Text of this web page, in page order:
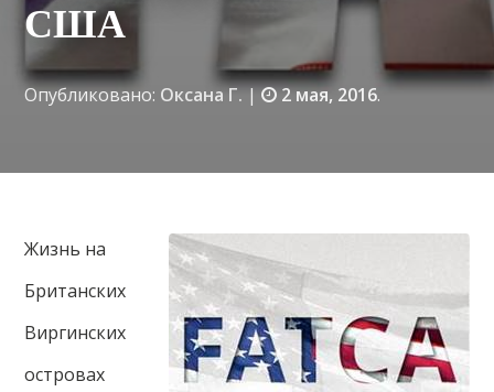
США
Опубликовано: Оксана Г.| 2 мая, 2016.
Жизнь на
Британских
Виргинских
островах